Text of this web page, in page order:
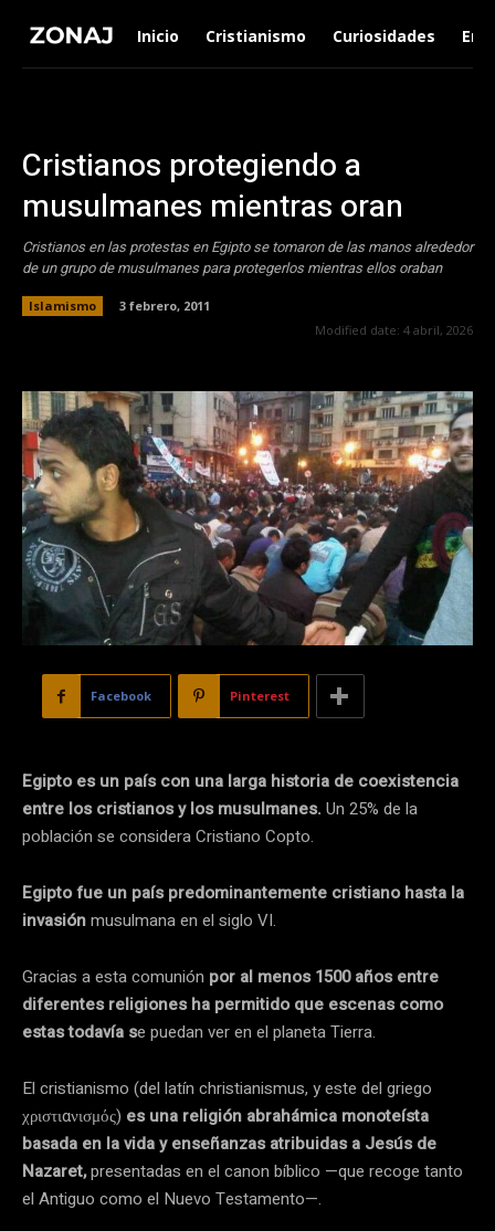
Inicio Cristianismo Curiosidades
Cristianos protegiendo a
musulmanes mientras oran
Cristianos en las protestas en Egipto se tomaron de las manos alrededor
de un grupo de musulmanes para protegerlos mientras ellos oraban
Islamismo
3 febrero, 2011
Modified date: 4 abril, 2026
Facebook Pinterest
Egipto es un país con una larga historia de coexistencia
entre los cristianos y los musulmanes. Un 25% de la
población se considera Cristiano Copto.
Egipto fue un país predominantemente cristiano hasta la
invasiónmusulmana en el siglo VI.
Gracias a esta comunión por al menos 1500 años entre
diferentes religiones ha permitido que escenas como
estas todavía se puedan ver en el planeta Tierra.
El cristianismo (del latín christianismus, y este del griego
χριστιανισμός) ​ es una religión abrahámica monoteísta
basada en la vida y enseñanzas atribuidas a Jesús de
Nazaret,presentadas en el canon bíblico —que recoge tanto
el Antiguo como el Nuevo Testamento—.